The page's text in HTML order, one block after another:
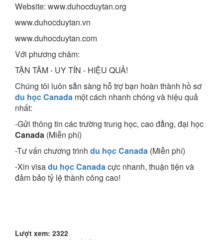
Website: www.duhocduytan.org
www.duhocduytan.vn
www.duhocduytan.com
Với phương châm:
TẬN TÂM - UY TÍN - HIỆU QUẢ!
Chúng tôi luôn sẵn sàng hỗ trợ bạn hoàn thành hồ sơ
du học Canada một cách nhanh chóng và hiệu quả
nhất:
-Gửi thông tin các trường trung học, cao đẳng, đại học
Canada (Miễn phí)
-Tư vấn chương trình du học Canada (Miễn phí)
-Xin visadu học Canadacực nhanh, thuận tiện và
đảm bảo tỷ lệ thành công cao!
Lượt xem: 2322